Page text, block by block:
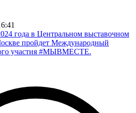
года в Центральном выставочном
пройдет Международный
участия #МЫВМЕСТЕ.